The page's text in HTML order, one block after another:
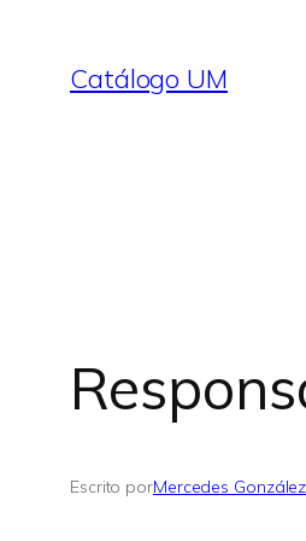
contenido
Catálogo UM
Escrito porMercedes